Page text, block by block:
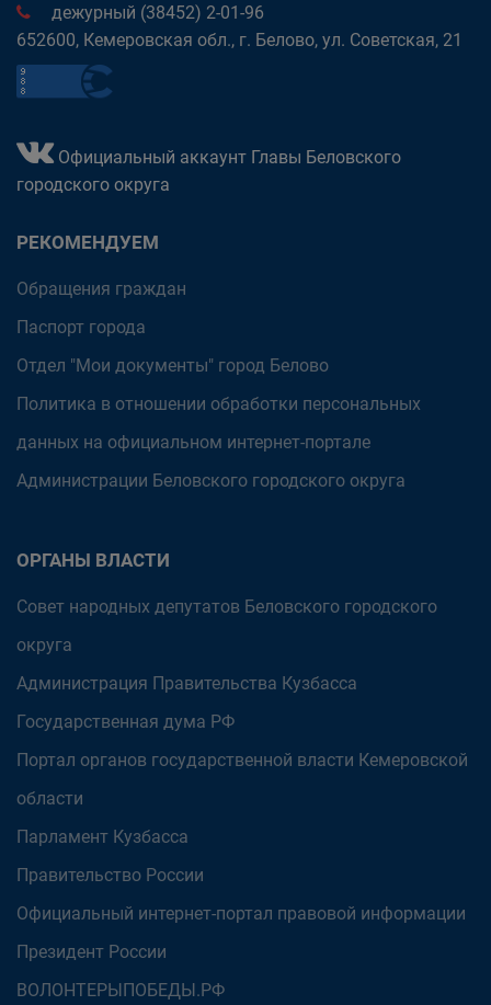
дежурный (38452) 2-01-96
652600, Кемеровская обл., г. Белово, ул. Советская, 21
Официальный аккаунт Главы Беловского
городского округа
РЕКОМЕНДУЕМ
Обращения граждан
Паспорт города
Отдел "Мои документы" город Белово
Политика в отношении обработки персональных
данных на официальном интернет-портале
Администрации Беловского городского округа
ОРГАНЫ ВЛАСТИ
Совет народных депутатов Беловского городского
округа
Администрация Правительства Кузбасса
Государственная дума РФ
Портал органов государственной власти Кемеровской
области
Парламент Кузбасса
Правительство России
Официальный интернет-портал правовой информации
Президент России
ВОЛОНТЕРЫПОБЕДЫ.РФ